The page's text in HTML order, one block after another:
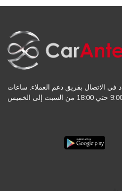
في الاتصال بفريق دعم العملاء. ساعات